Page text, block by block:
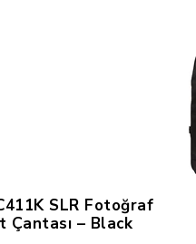
SLR Fotoğraf
Çantası – Black